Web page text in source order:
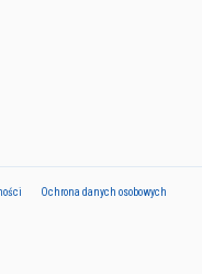
Ochrona danych osobowych